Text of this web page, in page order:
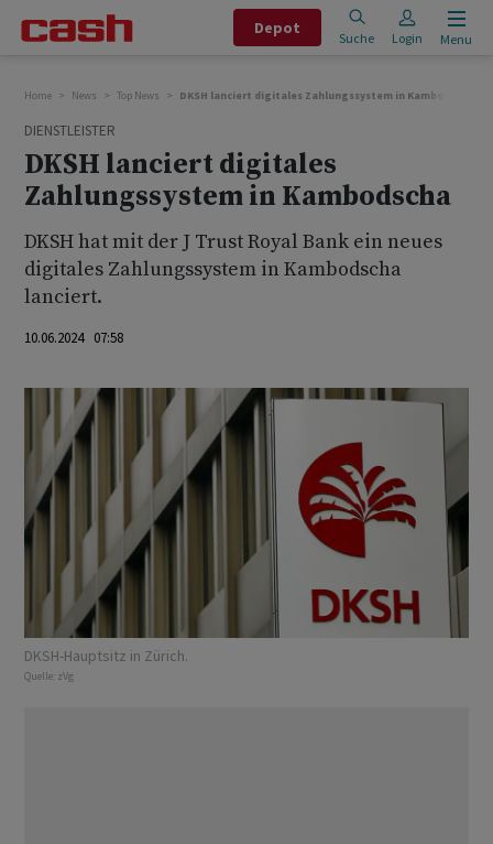
Depot
Suche Login Menu
Home News Top News DKSH lanciert digitales Zahlungssystem in Kambodscha
DIENSTLEISTER
DKSH lanciert digitales
Zahlungssystem in Kambodscha
DKSH hat mit der J Trust Royal Bank ein neues
digitales Zahlungssystem in Kambodscha
lanciert.
10.06.2024 07:58
DKSH-Hauptsitz in Zürich.
Quelle: zVg